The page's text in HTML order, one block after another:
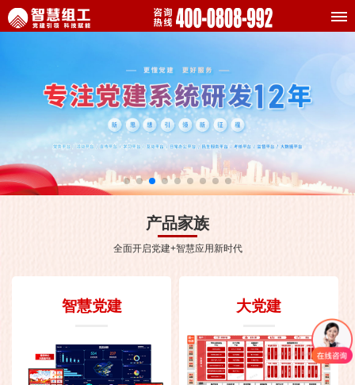
产品家族
全面开启党建+智慧应用新时代
智慧党建 大党建